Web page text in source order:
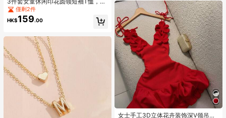
季学生童装 - 草莓、花卉、蝴蝶结印
花T恤，为每个孩子带来欢乐和幸
福！
僅剩2件
HK$159.00
女士手工3D立体花卉装饰深V领吊带